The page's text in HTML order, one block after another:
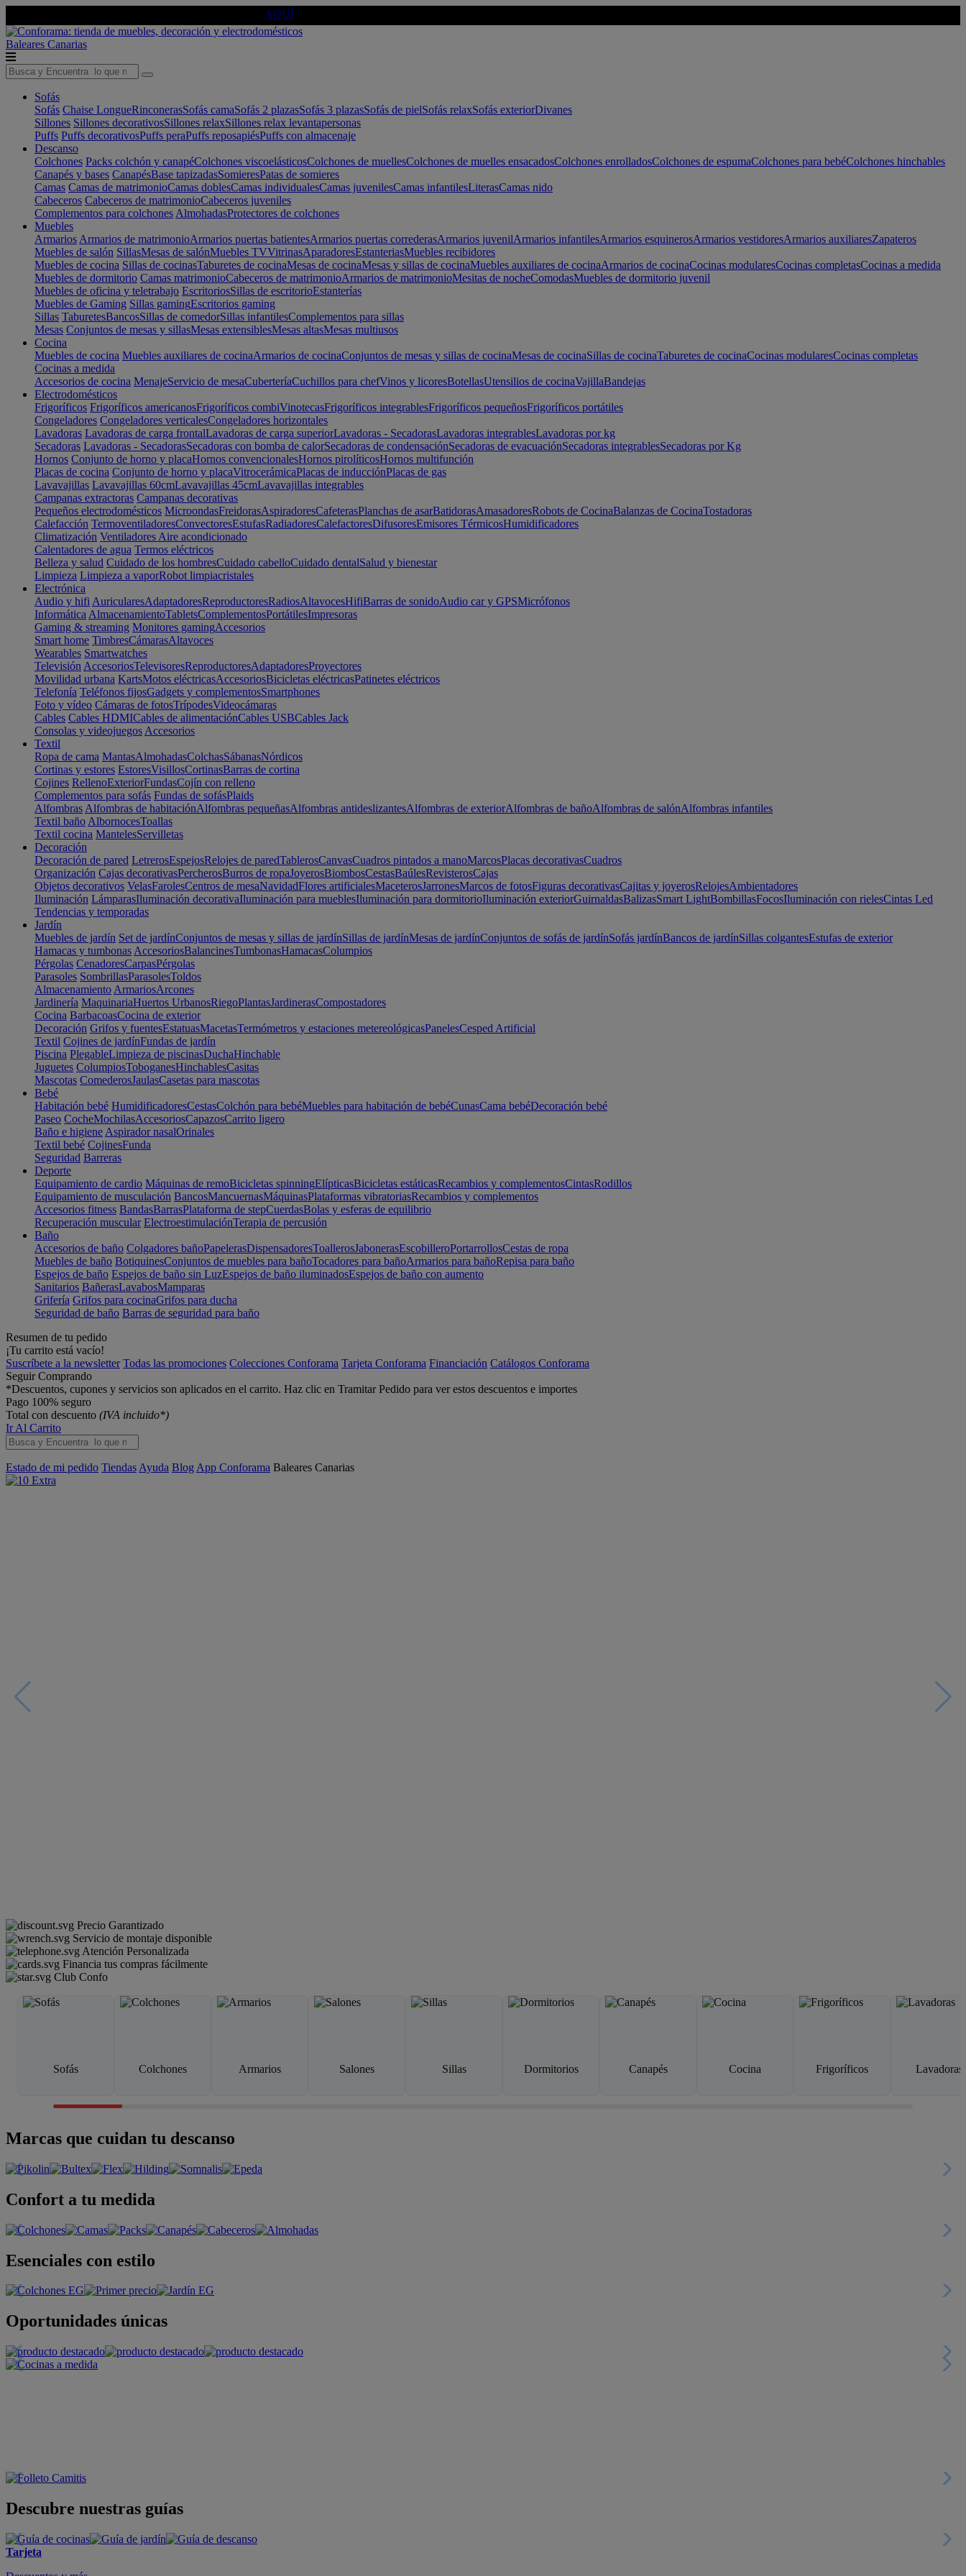
AQUÍ
Baleares Canarias
Sofás
Sofás Chaise LongueRinconerasSofás camaSofás 2 plazasSofás 3 plazasSofás de pielSofás relaxSofás exteriorDivanes
Sillones Sillones decorativosSillones relaxSillones relax levantapersonas
Puffs Puffs decorativosPuffs peraPuffs reposapiésPuffs con almacenaje
Descanso
Colchones Packs colchón y canapéColchones viscoelásticosColchones de muellesColchones de muelles ensacadosColchones enrolladosColchones de espumaColchones para bebéColchones hinchables
Canapés y bases CanapésBase tapizadasSomieresPatas de somieres
Camas Camas de matrimonioCamas doblesCamas individualesCamas juvenilesCamas infantilesLiterasCamas nido
Cabeceros Cabeceros de matrimonioCabeceros juveniles
Complementos para colchones AlmohadasProtectores de colchones
Muebles
Armarios Armarios de matrimonioArmarios puertas batientesArmarios puertas correderasArmarios juvenilArmarios infantilesArmarios esquinerosArmarios vestidoresArmarios auxiliaresZapateros
Muebles de salón SillasMesas de salónMuebles TVVitrinasAparadoresEstanteriasMuebles recibidores
Muebles de cocina Sillas de cocinasTaburetes de cocinaMesas de cocinaMesas y sillas de cocinaMuebles auxiliares de cocinaArmarios de cocinaCocinas modularesCocinas completasCocinas a medida
Muebles de dormitorio Camas matrimonioCabeceros de matrimonioArmarios de matrimonioMesitas de nocheComodasMuebles de dormitorio juvenil
Muebles de oficina y teletrabajo EscritoriosSillas de escritorioEstanterías
Muebles de Gaming Sillas gamingEscritorios gaming
Sillas TaburetesBancosSillas de comedorSillas infantilesComplementos para sillas
Mesas Conjuntos de mesas y sillasMesas extensiblesMesas altasMesas multiusos
Cocina
Muebles de cocina Muebles auxiliares de cocinaArmarios de cocinaConjuntos de mesas y sillas de cocinaMesas de cocinaSillas de cocinaTaburetes de cocinaCocinas modularesCocinas completas
Cocinas a medida
Accesorios de cocina MenajeServicio de mesaCuberteríaCuchillos para chefVinos y licoresBotellasUtensilios de cocinaVajillaBandejas
Electrodomésticos
Frigoríficos Frigoríficos americanosFrigoríficos combiVinotecasFrigoríficos integrablesFrigoríficos pequeñosFrigoríficos portátiles
Congeladores Congeladores verticalesCongeladores horizontales
Lavadoras Lavadoras de carga frontalLavadoras de carga superiorLavadoras - SecadorasLavadoras integrablesLavadoras por kg
Secadoras Lavadoras - SecadorasSecadoras con bomba de calorSecadoras de condensaciónSecadoras de evacuaciónSecadoras integrablesSecadoras por Kg
Hornos Conjunto de horno y placaHornos convencionalesHornos pirolíticosHornos multifunción
Placas de cocina Conjunto de horno y placaVitrocerámicaPlacas de inducciónPlacas de gas
Lavavajillas Lavavajillas 60cmLavavajillas 45cmLavavajillas integrables
Campanas extractoras Campanas decorativas
Pequeños electrodomésticos MicroondasFreidorasAspiradoresCafeterasPlanchas de asarBatidorasAmasadoresRobots de CocinaBalanzas de CocinaTostadoras
Calefacción TermoventiladoresConvectoresEstufasRadiadoresCalefactoresDifusoresEmisores TérmicosHumidificadores
Climatización Ventiladores Aire acondicionado
Calentadores de agua Termos eléctricos
Belleza y salud Cuidado de los hombresCuidado cabelloCuidado dentalSalud y bienestar
Limpieza Limpieza a vaporRobot limpiacristales
Electrónica
Audio y hifi AuricularesAdaptadoresReproductoresRadiosAltavocesHifiBarras de sonidoAudio car y GPSMicrófonos
Informática AlmacenamientoTabletsComplementosPortátilesImpresoras
Gaming & streaming Monitores gamingAccesorios
Smart home TimbresCámarasAltavoces
Wearables Smartwatches
Televisión AccesoriosTelevisoresReproductoresAdaptadoresProyectores
Movilidad urbana KartsMotos eléctricasAccesoriosBicicletas eléctricasPatinetes eléctricos
Telefonía Teléfonos fijosGadgets y complementosSmartphones
Foto y vídeo Cámaras de fotosTrípodesVideocámaras
Cables Cables HDMICables de alimentaciónCables USBCables Jack
Consolas y videojuegos Accesorios
Textil
Ropa de cama MantasAlmohadasColchasSábanasNórdicos
Cortinas y estores EstoresVisillosCortinasBarras de cortina
Cojines RellenoExteriorFundasCojín con relleno
Complementos para sofás Fundas de sofásPlaids
Alfombras Alfombras de habitaciónAlfombras pequeñasAlfombras antideslizantesAlfombras de exteriorAlfombras de bañoAlfombras de salónAlfombras infantiles
Textil baño AlbornocesToallas
Textil cocina MantelesServilletas
Decoración
Decoración de pared LetrerosEspejosRelojes de paredTablerosCanvasCuadros pintados a manoMarcosPlacas decorativasCuadros
Organización Cajas decorativasPercherosBurros de ropaJoyerosBiombosCestasBaúlesRevisterosCajas
Objetos decorativos VelasFarolesCentros de mesaNavidadFlores artificialesMaceterosJarronesMarcos de fotosFiguras decorativasCajitas y joyerosRelojesAmbientadores
Iluminación LámparasIluminación decorativaIluminación para mueblesIluminación para dormitorioIluminación exteriorGuirnaldasBalizasSmart LightBombillasFocosIluminación con rielesCintas Led
Tendencias y temporadas
Jardín
Muebles de jardín Set de jardínConjuntos de mesas y sillas de jardínSillas de jardínMesas de jardínConjuntos de sofás de jardínSofás jardínBancos de jardínSillas colgantesEstufas de exterior
Hamacas y tumbonas AccesoriosBalancinesTumbonasHamacasColumpios
Pérgolas CenadoresCarpasPérgolas
Parasoles SombrillasParasolesToldos
Almacenamiento ArmariosArcones
Jardinería MaquinariaHuertos UrbanosRiegoPlantasJardinerasCompostadores
Cocina BarbacoasCocina de exterior
Decoración Grifos y fuentesEstatuasMacetasTermómetros y estaciones metereológicasPanelesCesped Artificial
Textil Cojines de jardínFundas de jardín
Piscina PlegableLimpieza de piscinasDuchaHinchable
Juguetes ColumpiosToboganesHinchablesCasitas
Mascotas ComederosJaulasCasetas para mascotas
Bebé
Habitación bebé HumidificadoresCestasColchón para bebéMuebles para habitación de bebéCunasCama bebéDecoración bebé
Paseo CocheMochilasAccesoriosCapazosCarrito ligero
Baño e higiene Aspirador nasalOrinales
Textil bebé CojinesFunda
Seguridad Barreras
Deporte
Equipamiento de cardio Máquinas de remoBicicletas spinningElípticasBicicletas estáticasRecambios y complementosCintasRodillos
Equipamiento de musculación BancosMancuernasMáquinasPlataformas vibratoriasRecambios y complementos
Accesorios fitness BandasBarrasPlataforma de stepCuerdasBolas y esferas de equilibrio
Recuperación muscular ElectroestimulaciónTerapia de percusión
Baño
Accesorios de baño Colgadores bañoPapelerasDispensadoresToallerosJabonerasEscobilleroPortarrollosCestas de ropa
Muebles de baño BotiquinesConjuntos de muebles para bañoTocadores para bañoArmarios para bañoRepisa para baño
Espejos de baño Espejos de baño sin LuzEspejos de baño iluminadosEspejos de baño con aumento
Sanitarios BañerasLavabosMamparas
Grifería Grifos para cocinaGrifos para ducha
Seguridad de baño Barras de seguridad para baño
Resumen de tu pedido
¡Tu carrito está vacío!
Suscríbete a la newsletter Todas las promociones Colecciones Conforama Tarjeta Conforama Financiación Catálogos Conforama
Seguir Comprando
*Descuentos, cupones y servicios son aplicados en el carrito. Haz clic en Tramitar Pedido para ver estos descuentos e importes
Pago 100% seguro
Total con descuento (IVA incluido*)
Ir Al Carrito
Estado de mi pedido Tiendas Ayuda Blog App Conforama Baleares Canarias
Precio Garantizado
Servicio de montaje disponible
Atención Personalizada
Financia tus compras fácilmente
Club Confo
Sofás Colchones Armarios Salones Sillas Dormitorios Canapés Cocina Frigoríficos Lavadoras
Marcas que cuidan tu descanso
Confort a tu medida
Esenciales con estilo
Oportunidades únicas
Descubre nuestras guías
Tarjeta